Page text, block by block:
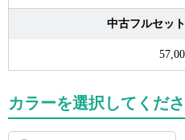
中古フルセッ
カラーを選択してくだ